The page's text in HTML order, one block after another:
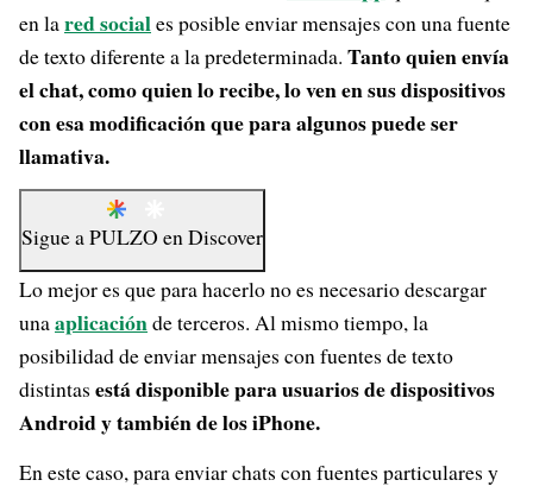
en lared sociales posible enviar mensajes con una fuente
de texto diferente a la predeterminada. Tanto quien envía
el chat, como quien lo recibe, lo ven en sus dispositivos
con esa modificación que para algunos puede ser
llamativa.
Sigue aPULZO enDiscover
Lo mejor es que para hacerlo no es necesario descargar
unaaplicaciónde terceros. Al mismo tiempo, la
posibilidad de enviar mensajes con fuentes de texto
distintas está disponible para usuarios de dispositivos
Android y también de los iPhone.
En este caso, para enviar chats con fuentes particulares y